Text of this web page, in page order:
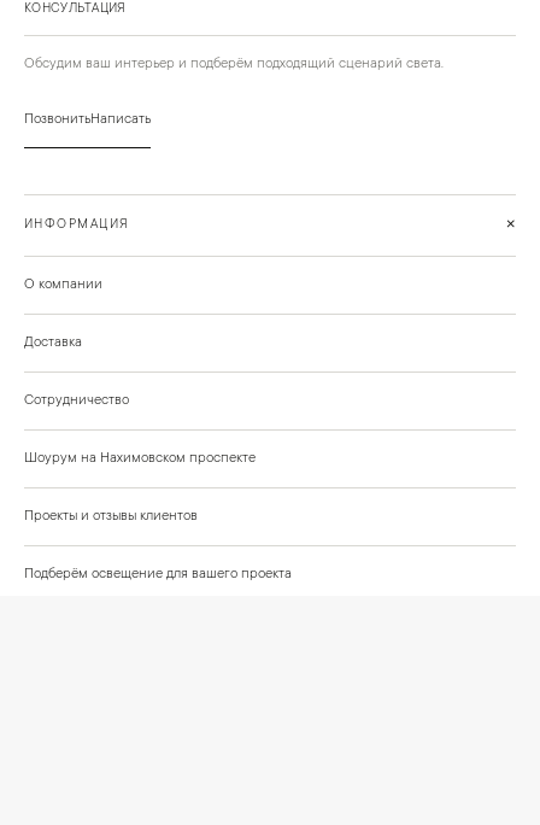
КОНСУЛЬТАЦИЯ
Обсудим ваш интерьер и подберём подходящий сценарий света.
ПозвонитьНаписать
ИНФОРМАЦИЯ +
О компании
Доставка
Сотрудничество
Шоурум на Нахимовском проспекте
Проекты и отзывы клиентов
Подберём освещение для вашего проекта